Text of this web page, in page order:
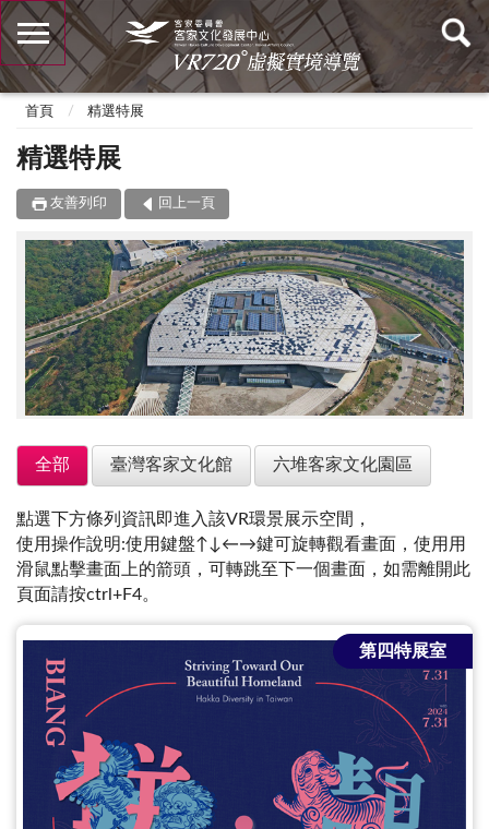
首頁 精選特展
精選特展
友善列印 回上一頁
全部 臺灣客家文化館 六堆客家文化園區
點選下方條列資訊即進入該VR環景展示空間，
使用操作說明:使用鍵盤↑↓←→鍵可旋轉觀看畫面，使用用
滑鼠點擊畫面上的箭頭，可轉跳至下一個畫面，如需離開此
頁面請按ctrl+F4。
第四特展室